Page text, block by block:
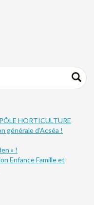
HORTICULTURE
générale d’Acséa !
» !
Enfance Famille et